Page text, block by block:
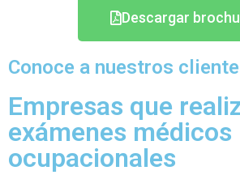
Descargar
Conoce a nuestros
Empresas que
exámenes médicos
ocupacionales